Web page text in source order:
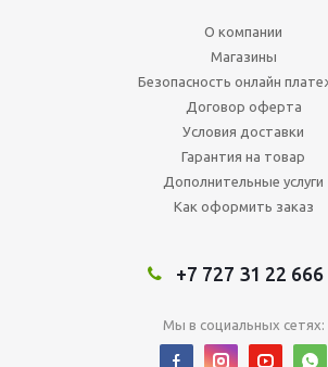
О компании
Магазины
Безопасность онлайн
Договор оферта
Условия доставки
Гарантия на товар
Дополнительные услуги
Как оформить заказ
+7 727 31 22 666
Мы в социальных сетях: